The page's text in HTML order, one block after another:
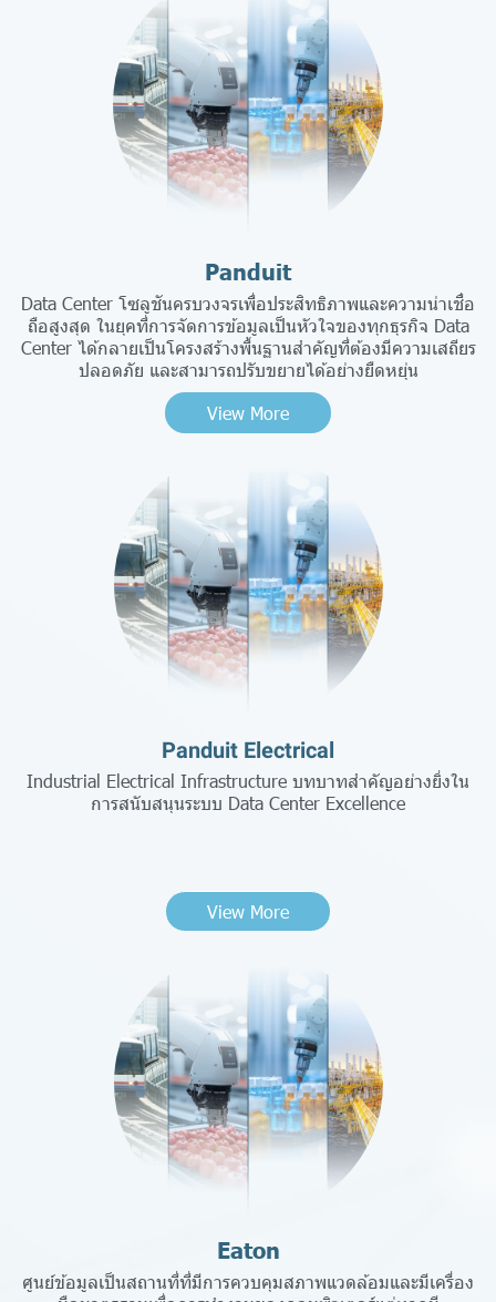
Panduit
Data Center โซลูชันครบวงจรเพื่อประสิทธิภาพและความน่าเชื่อ
ถือสูงสุด ในยุคที่การจัดการข้อมูลเป็นหัวใจของทุกธุรกิจ Data
Center ได้กลายเป็นโครงสร้างพื้นฐานสำคัญที่ต้องมีความเสถียร
ปลอดภัย และสามารถปรับขยายได้อย่างยืดหยุ่น
View More
Panduit Electrical
Industrial Electrical Infrastructure บทบาทสำคัญอย่างยิ่งใน
การสนับสนุนระบบ Data Center Excellence
View More
Eaton
ศูนย์ข้อมูลเป็นสถานที่ที่มีการควบคุมสภาพแวดล้อมและมีเครื่อง